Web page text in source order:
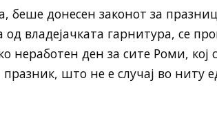
беше донесен законот за
владејачката гарнитура, се
неработен ден за сите Роми, кој
што не е случај во ниту